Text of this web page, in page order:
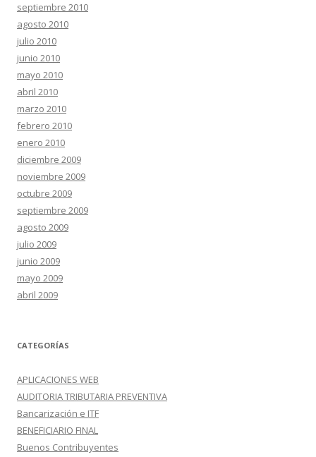
septiembre 2010
agosto 2010
julio 2010
junio 2010
mayo 2010
abril 2010
marzo 2010
febrero 2010
enero 2010
diciembre 2009
noviembre 2009
octubre 2009
septiembre 2009
agosto 2009
julio 2009
junio 2009
mayo 2009
abril 2009
CATEGORÍAS
APLICACIONES WEB
AUDITORIA TRIBUTARIA PREVENTIVA
Bancarización e ITF
BENEFICIARIO FINAL
Buenos Contribuyentes